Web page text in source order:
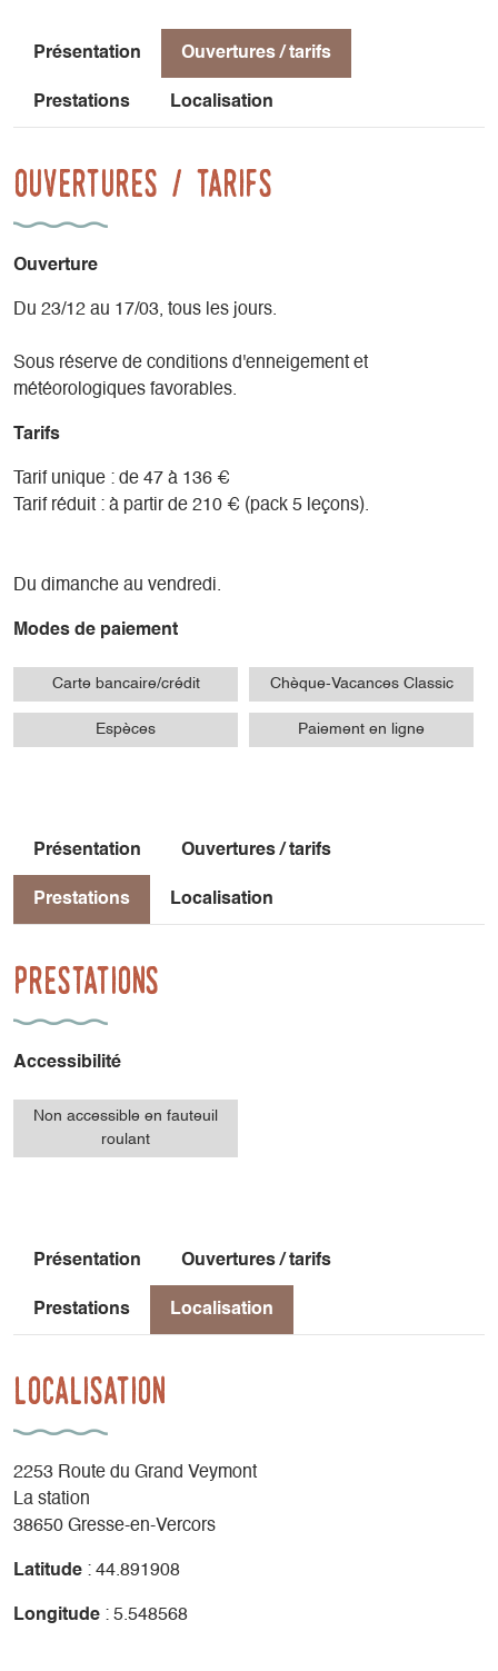
Présentation Ouvertures / tarifs
Prestations Localisation
Ouvertures / tarifs
Ouverture
Du 23/12 au 17/03, tous les jours.
Sous réserve de conditions d'enneigement et
météorologiques favorables.
Tarifs
Tarif unique : de 47 à 136 €
Tarif réduit : à partir de 210 € (pack 5 leçons).
Du dimanche au vendredi.
Modes de paiement
Carte bancaire/crédit Chèque-Vacances Classic
Espèces Paiement en ligne
Présentation Ouvertures / tarifs
Prestations Localisation
Prestations
Accessibilité
Non accessible en fauteuil
roulant
Présentation Ouvertures / tarifs
Prestations Localisation
Localisation
2253 Route du Grand Veymont
La station
38650 Gresse-en-Vercors
Latitude : 44.891908
Longitude : 5.548568